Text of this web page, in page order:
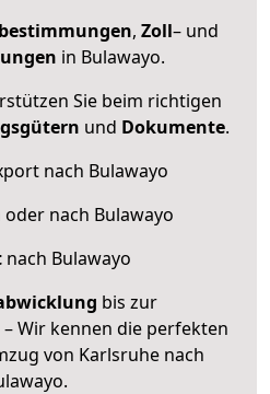
, Zoll– und
in Bulawayo.
Sie beim richtigen
und Dokumente.
nach Bulawayo
oder nach Bulawayo
nach Bulawayo
bis zur
– Wir kennen die perfekten
von Karlsruhe nach